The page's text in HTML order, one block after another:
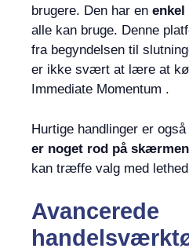
brugere. Den har en
alle kan bruge. Denne
fra begyndelsen til
er ikke svært at lære at
Immediate Momentum .
Hurtige handlinger er
er noget rod på skærmen
kan træffe valg med
Avancerede